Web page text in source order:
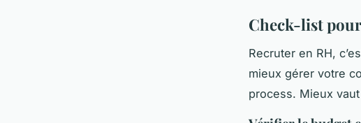
Check-list
Recruter en RH,
mieux gérer votre
process. Mieux